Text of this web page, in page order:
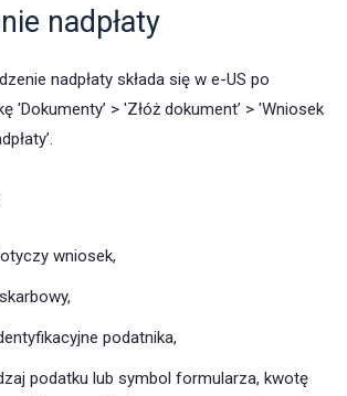
nadpłaty
nadpłaty składa się w e-US po
'Dokumenty’ > 'Złóż dokument’ > 'Wniosek
wniosek,
podatnika,
podatku lub symbol formularza, kwotę